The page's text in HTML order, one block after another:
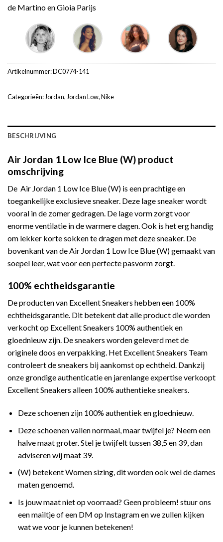
de Martino en Gioia Parijs
Artikelnummer:DC0774-141
Categorieën: Jordan, Jordan Low,Nike
BESCHRIJVING
Air Jordan 1 Low Ice Blue (W) product
omschrijving
De Air Jordan 1 Low Ice Blue (W) is een prachtige en
toegankelijke exclusieve sneaker. Deze lage sneaker wordt
vooral in de zomer gedragen. De lage vorm zorgt voor
enorme ventilatie in de warmere dagen. Ook is het erg handig
om lekker korte sokken te dragen met deze sneaker. De
bovenkant van de Air Jordan 1 Low Ice Blue (W) gemaakt van
soepel leer, wat voor een perfecte pasvorm zorgt.
100% echtheidsgarantie
De producten van Excellent Sneakers hebben een 100%
echtheidsgarantie. Dit betekent dat alle product die worden
verkocht op Excellent Sneakers 100% authentiek en
gloednieuw zijn. De sneakers worden geleverd met de
originele doos en verpakking. Het Excellent Sneakers Team
controleert de sneakers bij aankomst op echtheid. Dankzij
onze grondige authenticatie en jarenlange expertise verkoopt
Excellent Sneakers alleen 100% authentieke sneakers.
Deze schoenen zijn 100% authentiek en gloednieuw.
Deze schoenen vallen normaal, maar twijfel je? Neem een
halve maat groter. Stel je twijfelt tussen 38,5 en 39, dan
adviseren wij maat 39.
(W) betekent Women sizing, dit worden ook wel de dames
maten genoemd.
Is jouw maat niet op voorraad? Geen probleem! stuur ons
een mailtje of een DM op Instagram en we zullen kijken
wat we voor je kunnen betekenen!